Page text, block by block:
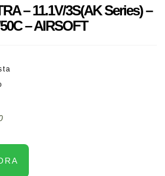
– 11.1V/3S(AK Series) –
– AIRSOFT